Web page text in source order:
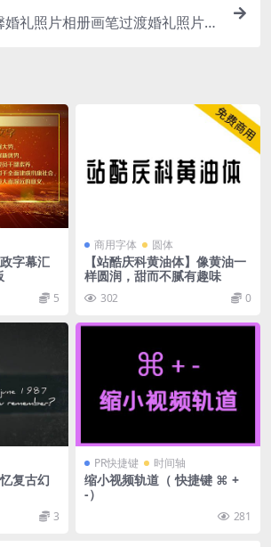
婚礼照片相册画笔过渡婚礼照片视
字幕汇
5
商用字体 圆体
【站酷庆科黄油体】像黄油一
样圆润，甜而不腻有趣味
302 0
复古幻
3
PR快捷键 时间轴
缩小视频轨道（ 快捷键 ⌘ +
-）
281